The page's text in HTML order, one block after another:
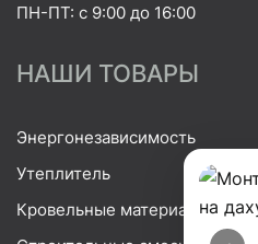
ПН-ПТ: с 9:00 до 16:00
НАШИ ТОВАРЫ
Энергонезависимость
Утеплитель
Кровельные материалы